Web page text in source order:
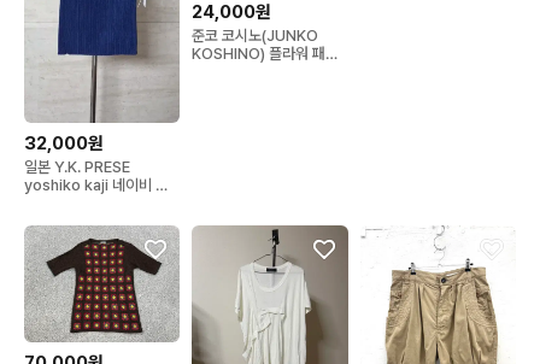
32,000원
일본 Y.K. PRESE
yoshiko kaji 네이비 반
24,000원
준코 코시노(JUNKO
KOSHINO) 플라워 패턴